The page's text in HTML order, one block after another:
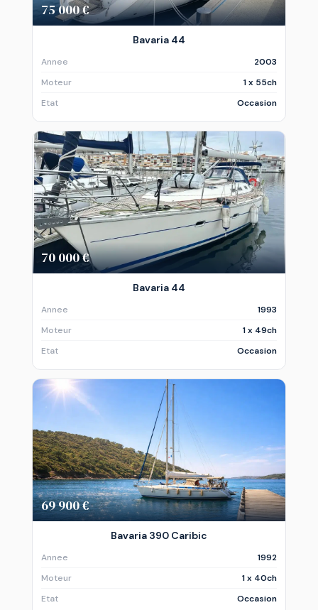
75 000 €
Bavaria 44
Annee
2003
Moteur
1 x 55ch
Etat
Occasion
70 000 €
Bavaria 44
Annee
1993
Moteur
1 x 49ch
Etat
Occasion
69 900 €
Bavaria 390 Caribic
Annee
1992
Moteur
1 x 40ch
Etat
Occasion